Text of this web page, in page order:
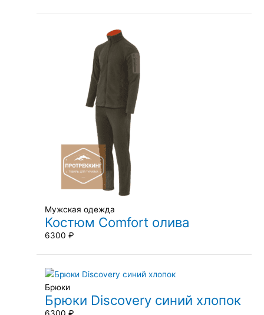
Мужская одежда
Костюм Comfort олива
6300 ₽
Брюки
Брюки Discovery синий хлопок
6300 ₽